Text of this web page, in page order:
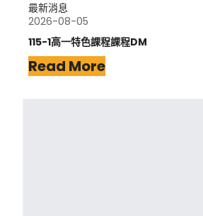
最新消息
2026-08-05
115-1高一特色課程課程DM
Read More